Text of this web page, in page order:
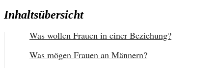
Inhaltsübersicht
Was wollen Frauen in einer Beziehung?
Was mögen Frauen an Männern?